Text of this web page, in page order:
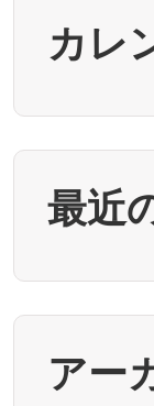
カレ
最近
アー